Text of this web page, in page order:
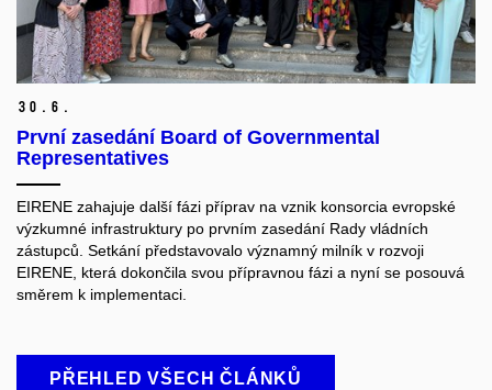
30. 6.
První zasedání Board of Governmental
Representatives
EIRENE zahajuje další fázi příprav na vznik konsorcia evropské
výzkumné infrastruktury po prvním zasedání Rady vládních
zástupců. Setkání představovalo významný milník v rozvoji
EIRENE, která dokončila svou přípravnou fázi a nyní se posouvá
směrem k implementaci.
PŘEHLED VŠECH ČLÁNKŮ